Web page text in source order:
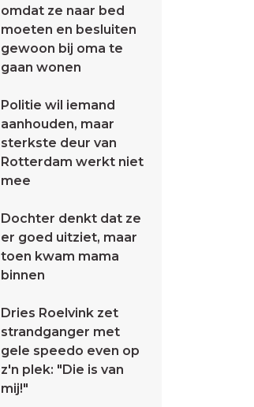
omdat ze naar bed
moeten en besluiten
gewoon bij oma te
gaan wonen
Politie wil iemand
aanhouden, maar
sterkste deur van
Rotterdam werkt niet
mee
Dochter denkt dat ze
er goed uitziet, maar
toen kwam mama
binnen
Dries Roelvink zet
strandganger met
gele speedo even op
z'n plek: "Die is van
mij!"